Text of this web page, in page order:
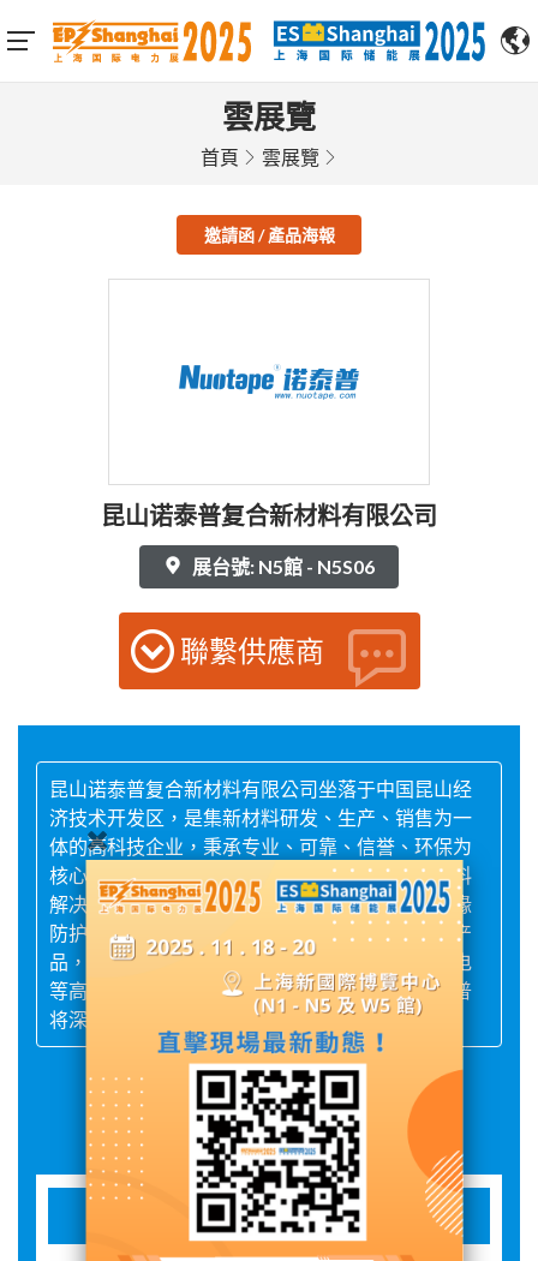
雲展覽
首頁 雲展覽
邀請函 / 產品海報
昆山诺泰普复合新材料有限公司
展台號: N5館 - N5S06
聯繫供應商
昆山诺泰普复合新材料有限公司坐落于中国昆山经
济技术开发区，是集新材料研发、生产、销售为一
体的高科技企业，秉承专业、可靠、信誉、环保为
核心经营理念，致力于为客户提供高性能的新材料
解决方案。公司专注于新材料技术研发，其中绝缘
防护、防火隔热、创新智能材料等新型功能材料产
品，广泛应用于电力、新能源、化工、航天、核电
等高性能要求的行业，品质达到国际水平。诺泰普
将深耕新材料领域的研发，期待与您合作
展品詳情
阻燃硅橡胶自粘带